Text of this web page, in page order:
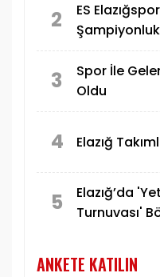
2
ES
Şampiyonluk
3
Spor İle
Oldu
4 Elazığ
5
Elazığ’da
Turnuvası'
ANKETE KATILIN